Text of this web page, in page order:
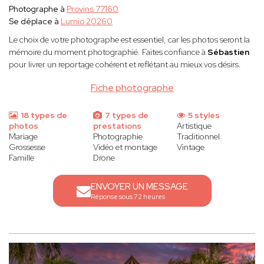
Fiche photographe
Photographe à Provins 77160
Se déplace à Lumio 20260
Le choix de votre photographe est essentiel, car les photos seront la
mémoire du moment photographié. Faites confiance à Sébastien
pour livrer un reportage cohérent et reflétant au mieux vos désirs.
18 types de
photos
Mariage
Grossesse
Famille
7 types de
prestations
Photographie
Vidéo et montage
Drone
5 styles
Artistique
Traditionnel
Vintage
ENVOYER UN MESSAGE
Réponse sous 72 heures